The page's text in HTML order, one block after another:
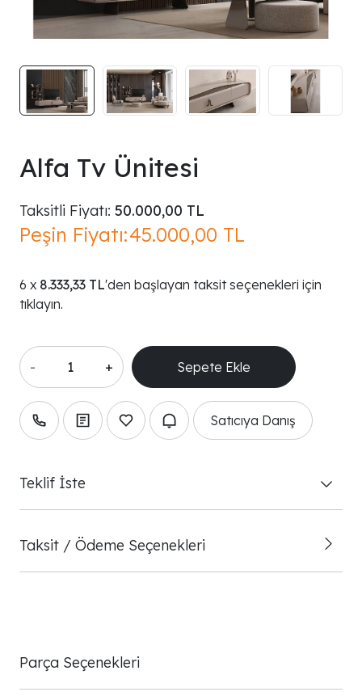
Alfa Tv Ünitesi
Taksitli Fiyatı: 50.000,00 TL
Peşin Fiyatı:45.000,00 TL
8.333,33 TL'den başlayan taksit seçenekleri için
tıklayın.
- +
Satıcıya Danış
Teklif İste
Taksit / Ödeme Seçenekleri
Parça Seçenekleri